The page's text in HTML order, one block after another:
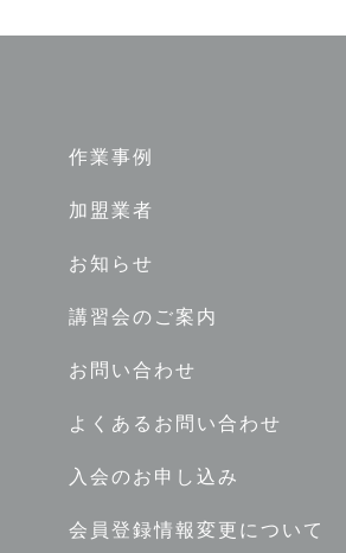
作業事例
加盟業者
お知らせ
講習会のご案内
お問い合わせ
よくあるお問い合わせ
入会のお申し込み
会員登録情報変更について